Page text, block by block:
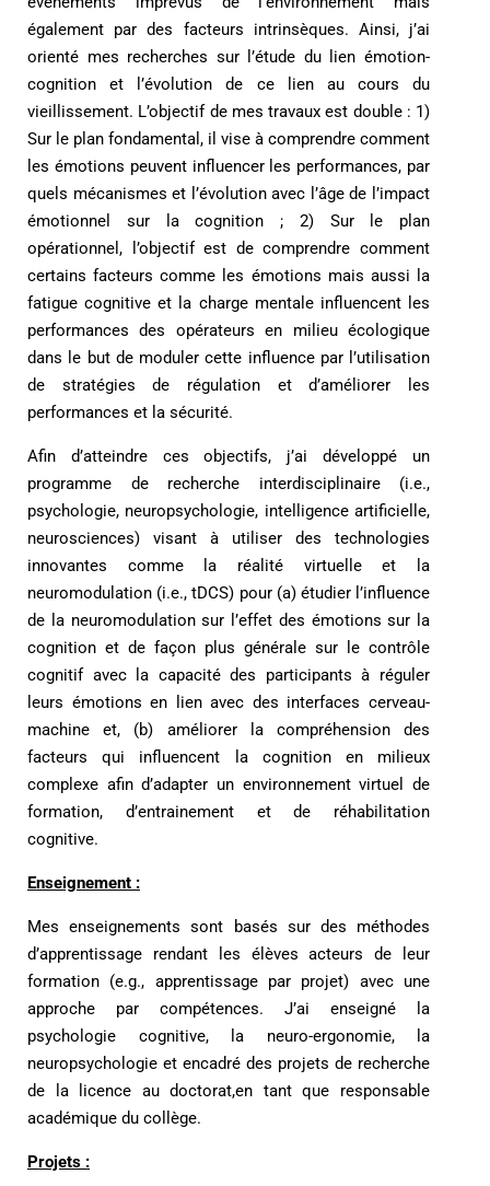
également par des facteurs intrinsèques. Ainsi, j’ai
orienté mes recherches sur l’étude du lien émotion-
cognition et l’évolution de ce lien au cours du
vieillissement. L’objectif de mes travaux est double : 1)
Sur le plan fondamental, il vise à comprendre comment
les émotions peuvent influencer les performances, par
quels mécanismes et l’évolution avec l’âge de l’impact
émotionnel sur la cognition ; 2) Sur le plan
opérationnel, l’objectif est de comprendre comment
certains facteurs comme les émotions mais aussi la
fatigue cognitive et la charge mentale influencent les
performances des opérateurs en milieu écologique
dans le but de moduler cette influence par l’utilisation
de stratégies de régulation et d’améliorer les
performances et la sécurité.
Afin d’atteindre ces objectifs, j’ai développé un
programme de recherche interdisciplinaire (i.e.,
psychologie, neuropsychologie, intelligence artificielle,
neurosciences) visant à utiliser des technologies
innovantes comme la réalité virtuelle et la
neuromodulation (i.e., tDCS) pour (a) étudier l’influence
de la neuromodulation sur l’effet des émotions sur la
cognition et de façon plus générale sur le contrôle
cognitif avec la capacité des participants à réguler
leurs émotions en lien avec des interfaces cerveau-
machine et, (b) améliorer la compréhension des
facteurs qui influencent la cognition en milieux
complexe afin d’adapter un environnement virtuel de
formation, d’entrainement et de réhabilitation
cognitive.
Enseignement :
Mes enseignements sont basés sur des méthodes
d’apprentissage rendant les élèves acteurs de leur
formation (e.g., apprentissage par projet) avec une
approche par compétences. J’ai enseigné la
psychologie cognitive, la neuro-ergonomie, la
neuropsychologie et encadré des projets de recherche
de la licence au doctorat,en tant que responsable
académique du collège.
Projets :